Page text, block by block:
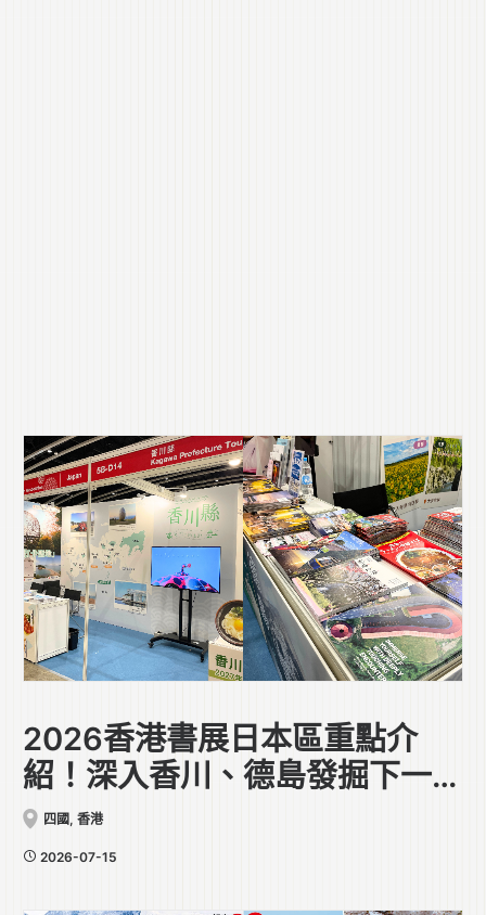
2026香港書展日本區重點介
紹！深入香川、德島發掘下一趟
日本旅行靈感
四國 , 香港
2026-07-15